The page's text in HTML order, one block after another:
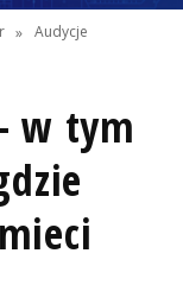
» Audycje
w tym